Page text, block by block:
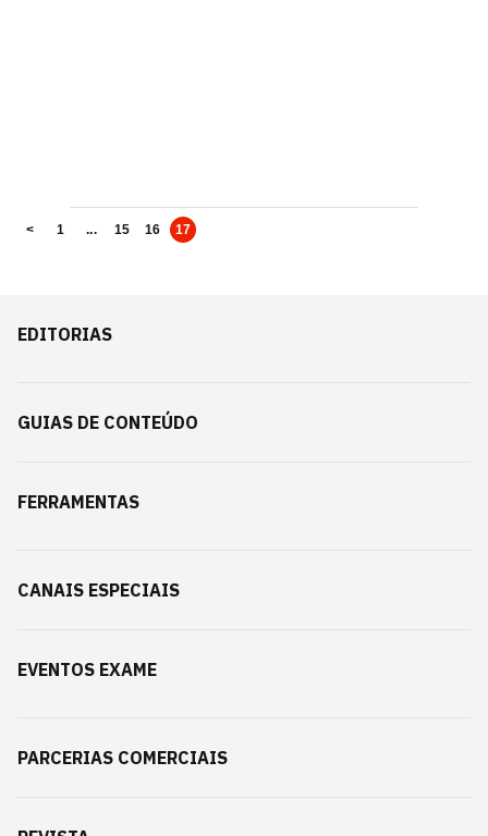
< 1 ... 15 16 17
EDITORIAS
GUIAS DE CONTEÚDO
FERRAMENTAS
CANAIS ESPECIAIS
EVENTOS EXAME
PARCERIAS COMERCIAIS